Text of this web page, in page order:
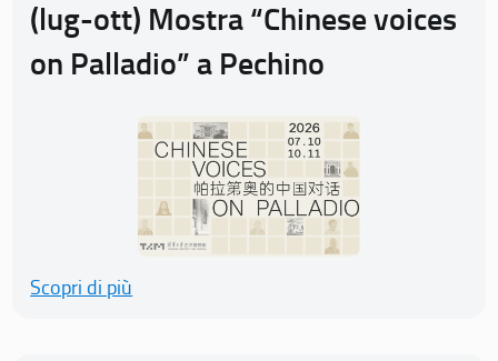
(lug-ott) Mostra “Chinese voices
on Palladio” a Pechino
Scopri di più